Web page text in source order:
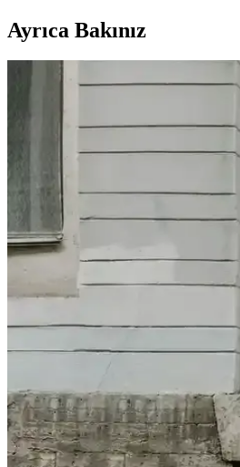
Ayrıca Bakınız
Keten Peçetelere Geçişin Üç
Keten peçetelere geçiş, sofralarda
Kaliteli Şarj Kablosu Seçiminin
Ucuz şarj kabloları kısa sürede
Çamaşır Yıkamada Enerji
Çamaşır yıkamada enerji ve deterjan
Winactive İntim Şampuanı
Winactive intim şampuanı hakkında
Porselen Filtre Kahve Demliği
Porselen filtre kahve demliği, estetik ve
En İyi Kedi Oyuncakları: